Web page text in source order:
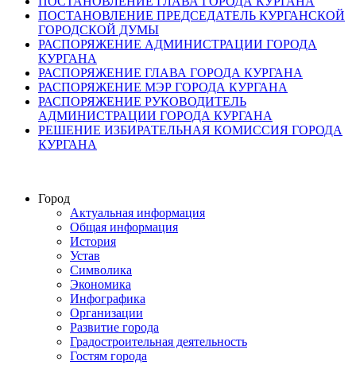
ПОСТАНОВЛЕНИЕ ПРЕДСЕДАТЕЛЬ КУРГАНСКОЙ
ГОРОДСКОЙ ДУМЫ
РАСПОРЯЖЕНИЕ АДМИНИСТРАЦИИ ГОРОДА
КУРГАНА
РАСПОРЯЖЕНИЕ ГЛАВА ГОРОДА КУРГАНА
РАСПОРЯЖЕНИЕ МЭР ГОРОДА КУРГАНА
РАСПОРЯЖЕНИЕ РУКОВОДИТЕЛЬ
АДМИНИСТРАЦИИ ГОРОДА КУРГАНА
РЕШЕНИЕ ИЗБИРАТЕЛЬНАЯ КОМИССИЯ ГОРОДА
КУРГАНА
Город
Актуальная информация
Общая информация
История
Устав
Символика
Экономика
Инфографика
Организации
Развитие города
Градостроительная деятельность
Гостям города